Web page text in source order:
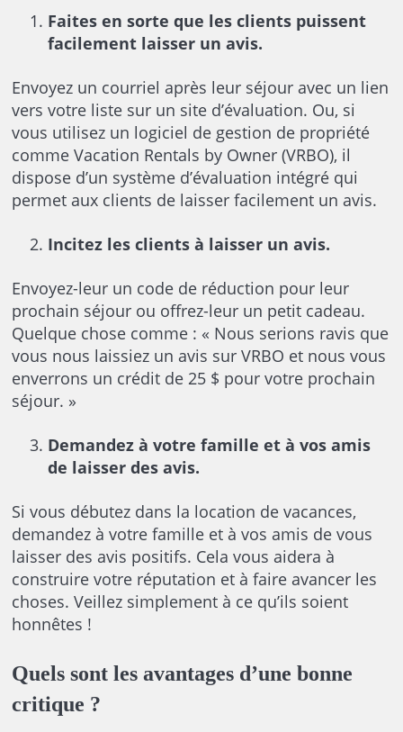
Faites en sorte que les clients puissent
facilement laisser un avis.
Envoyez un courriel après leur séjour avec un lien
vers votre liste sur un site d’évaluation. Ou, si
vous utilisez un logiciel de gestion de propriété
comme Vacation Rentals by Owner (VRBO), il
dispose d’un système d’évaluation intégré qui
permet aux clients de laisser facilement un avis.
Incitez les clients à laisser un avis.
Envoyez-leur un code de réduction pour leur
prochain séjour ou offrez-leur un petit cadeau.
Quelque chose comme : « Nous serions ravis que
vous nous laissiez un avis sur VRBO et nous vous
enverrons un crédit de 25 $ pour votre prochain
séjour. »
Demandez à votre famille et à vos amis
de laisser des avis.
Si vous débutez dans la location de vacances,
demandez à votre famille et à vos amis de vous
laisser des avis positifs. Cela vous aidera à
construire votre réputation et à faire avancer les
choses. Veillez simplement à ce qu’ils soient
honnêtes !
Quels sont les avantages d’une bonne
critique ?